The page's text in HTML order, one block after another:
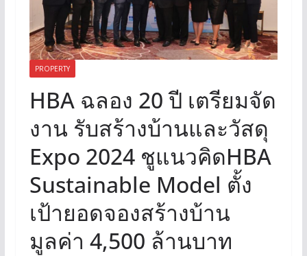
PROPERTY
HBA ฉลอง 20 ปี เตรียมจัด
งาน รับสร้างบ้านและวัสดุ
Expo 2024 ชูแนวคิดHBA
Sustainable Model ตั้ง
เป้ายอดจองสร้างบ้าน
มูลค่า 4,500 ล้านบาท